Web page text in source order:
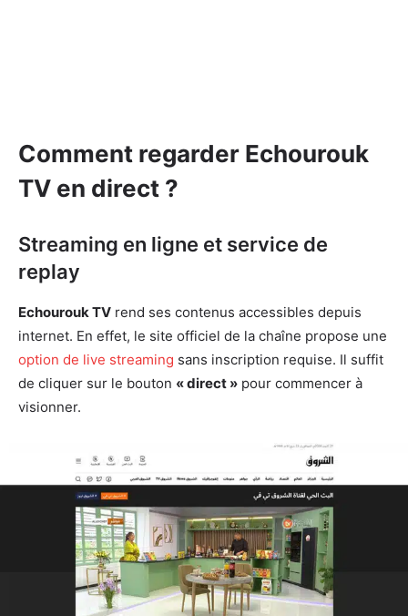
Comment regarder Echourouk
TV en direct ?
Streaming en ligne et service de
replay
Echourouk TV rend ses contenus accessibles depuis
internet. En effet, le site officiel de la chaîne propose une
option de live streaming sans inscription requise. Il suffit
de cliquer sur le bouton « direct » pour commencer à
visionner.